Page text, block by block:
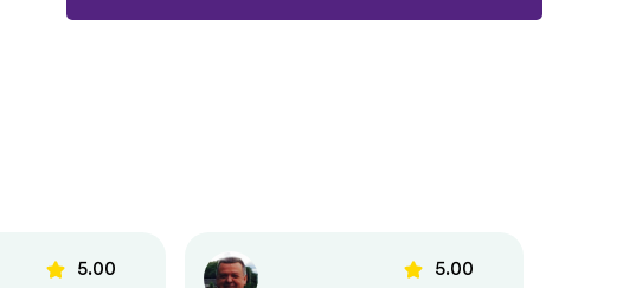
5.00 5.00